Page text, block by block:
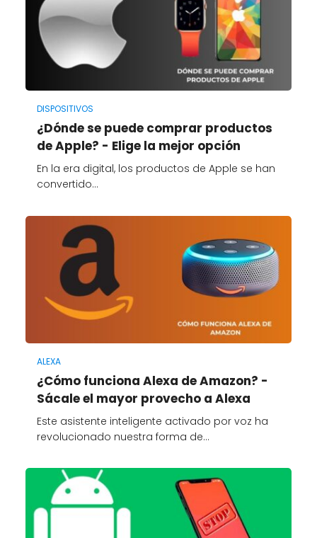
DISPOSITIVOS
¿Dónde se puede comprar productos
de Apple? - Elige la mejor opción
En la era digital, los productos de Apple se han
convertido…
ALEXA
¿Cómo funciona Alexa de Amazon? -
Sácale el mayor provecho a Alexa
Este asistente inteligente activado por voz ha
revolucionado nuestra forma de…